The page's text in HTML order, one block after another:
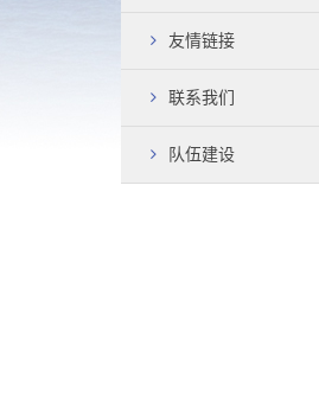
友情链接
联系我们
队伍建设